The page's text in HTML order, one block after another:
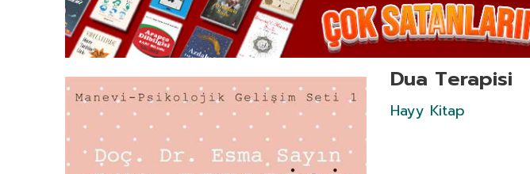
Dua Terapisi
Hayy Kitap